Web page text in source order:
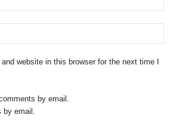
website in this browser for the next time I
by email.
email.